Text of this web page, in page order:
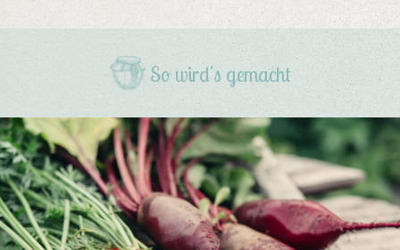
So wird's gemacht